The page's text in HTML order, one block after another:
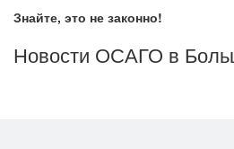
Знайте, это не законно!
Новости ОСАГО в